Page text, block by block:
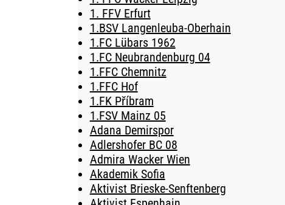
1. FFV Erfurt
1.BSV Langenleuba-Oberhain
1.FC Lübars 1962
1.FC Neubrandenburg 04
1.FFC Chemnitz
1.FFC Hof
1.FK Příbram
1.FSV Mainz 05
Adana Demirspor
Adlershofer BC 08
Admira Wacker Wien
Akademik Sofia
Aktivist Brieske-Senftenberg